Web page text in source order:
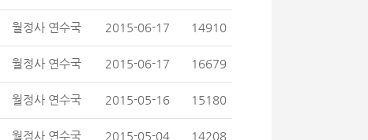
월정사 연수국 2015-06-17 14910
월정사 연수국 2015-06-17 16679
월정사 연수국 2015-05-16 15180
월정사 연수국 2015-05-04 14208